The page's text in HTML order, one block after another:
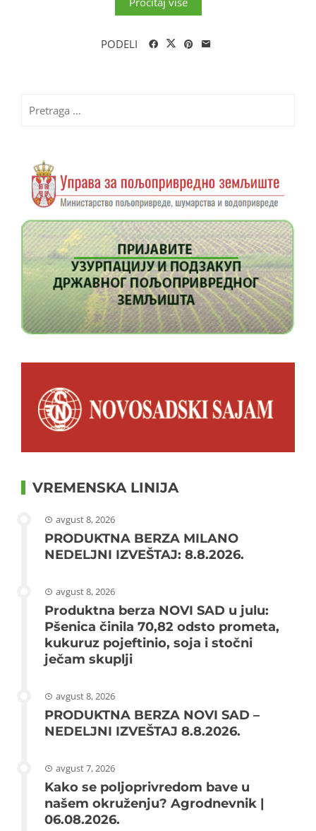
PODELI
za:
VREMENSKA LINIJA
avgust 8, 2026
PRODUKTNA BERZA MILANO
NEDELJNI IZVEŠTAJ: 8.8.2026.
avgust 8, 2026
Produktna berza NOVI SAD u julu:
Pšenica činila 70,82 odsto prometa,
kukuruz pojeftinio, soja i stočni
ječam skuplji
avgust 8, 2026
PRODUKTNA BERZA NOVI SAD –
NEDELJNI IZVEŠTAJ 8.8.2026.
avgust 7, 2026
Kako se poljoprivredom bave u
našem okruženju? Agrodnevnik |
06.08.2026.